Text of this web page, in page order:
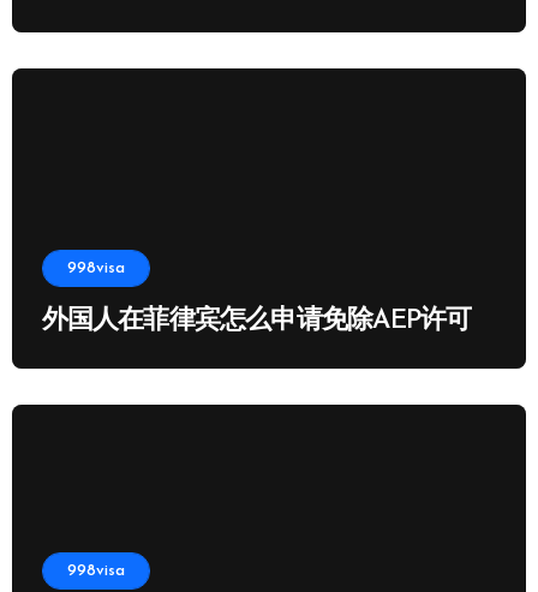
998visa
外国人在菲律宾怎么申请免除AEP许可
998visa